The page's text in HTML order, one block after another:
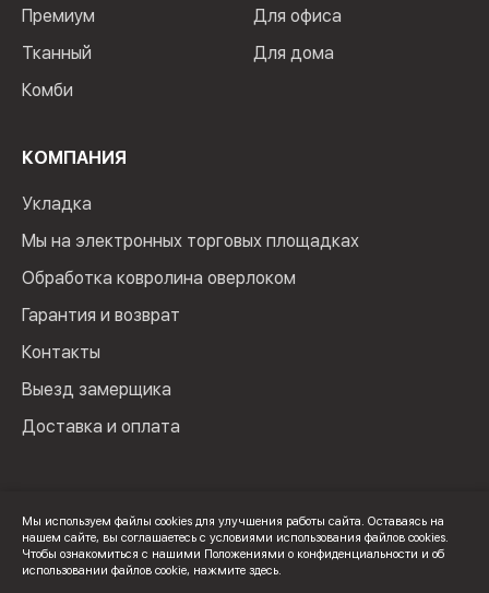
Премиум
Тканный
Комби
Для офиса
Для дома
КОМПАНИЯ
Укладка
Мы на электронных торговых площадках
Обработка ковролина оверлоком
Гарантия и возврат
Контакты
Выезд замерщика
Доставка и оплата
© 2024 Мир Ковролина. ИП Зверев Максим Ильич. ИНН:
100502600325
Мы используем файлы cookies для улучшения работы сайта. Оставаясь на
нашем сайте, вы соглашаетесь с условиями использования файлов cookies.
Чтобы ознакомиться с нашими Положениями о конфиденциальности и об
использовании файлов cookie, нажмите здесь.